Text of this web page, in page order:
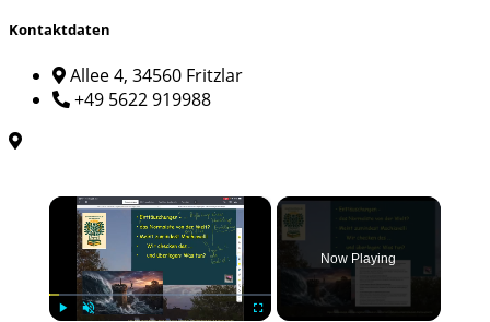
Kontaktdaten
Allee 4, 34560 Fritzlar
+49 5622 919988
×
Now Playing